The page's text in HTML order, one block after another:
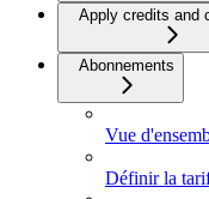
Apply credits and
Abonnements
Vue
Définir la